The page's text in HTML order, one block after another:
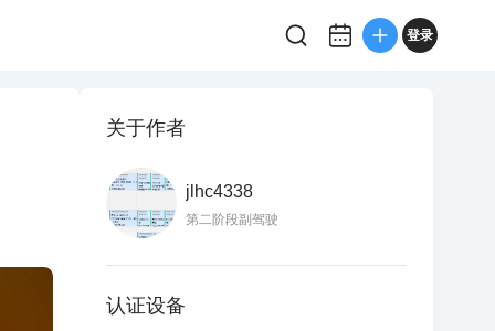
登录
关于作者
jlhc4338
第二阶段副驾驶
认证设备